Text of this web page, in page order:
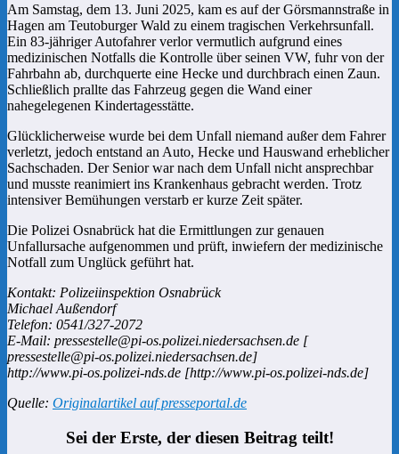
Am Samstag, dem 13. Juni 2025, kam es auf der Görsmannstraße in
Hagen am Teutoburger Wald zu einem tragischen Verkehrsunfall.
Ein 83-jähriger Autofahrer verlor vermutlich aufgrund eines
medizinischen Notfalls die Kontrolle über seinen VW, fuhr von der
Fahrbahn ab, durchquerte eine Hecke und durchbrach einen Zaun.
Schließlich prallte das Fahrzeug gegen die Wand einer
nahegelegenen Kindertagesstätte.
Glücklicherweise wurde bei dem Unfall niemand außer dem Fahrer
verletzt, jedoch entstand an Auto, Hecke und Hauswand erheblicher
Sachschaden. Der Senior war nach dem Unfall nicht ansprechbar
und musste reanimiert ins Krankenhaus gebracht werden. Trotz
intensiver Bemühungen verstarb er kurze Zeit später.
Die Polizei Osnabrück hat die Ermittlungen zur genauen
Unfallursache aufgenommen und prüft, inwiefern der medizinische
Notfall zum Unglück geführt hat.
Kontakt: Polizeiinspektion Osnabrück
Michael Außendorf
Telefon: 0541/327-2072
E-Mail: pressestelle@pi-os.polizei.niedersachsen.de [
pressestelle@pi-os.polizei.niedersachsen.de]
http://www.pi-os.polizei-nds.de [http://www.pi-os.polizei-nds.de]
Quelle: Originalartikel auf presseportal.de
Sei der Erste, der diesen Beitrag teilt!